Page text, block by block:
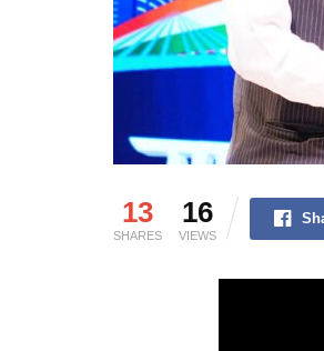
13
SHARES
16
VIEWS